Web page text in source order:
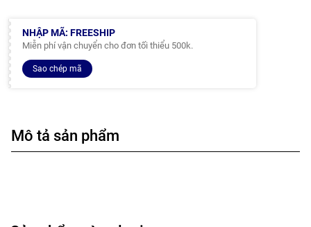
NHẬP MÃ: FREESHIP
Miễn phí vận chuyển cho đơn tối thiểu 500k.
Sao chép mã
Mô tả sản phẩm